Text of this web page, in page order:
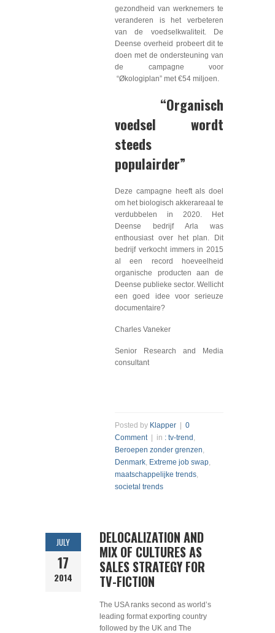
gezondheid van werknemers te
veranderen is het verbeteren
van de voedselkwaliteit. De
Deense overheid probeert dit te
doen met de ondersteuning van
de campagne voor
“Økologiplan” met €54 miljoen.
“Organisch
voedsel wordt
steeds
populairder”
Deze campagne heeft als doel
om het biologisch akkerareaal te
verdubbelen in 2020. Het
Deense bedrijf Arla was
enthousiast over het plan. Dit
bedrijf verkocht immers in 2015
al een record hoeveelheid
organische producten aan de
Deense publieke sector. Wellicht
een goed idee voor serieuze
documentaire?
Charles Vaneker
Senior Research and Media
consultant
Posted by Klapper
0
Comment| in : tv-trend ,
Beroepen zonder grenzen,
Denmark, Extreme job swap,
maatschappelijke trends,
societal trends
JULY
17
2014
DELOCALIZATION AND
MIX OF CULTURES AS
SALES STRATEGY FOR
TV-FICTION
The USA ranks second as world’s
leading format exporting country
followed by the UK and The